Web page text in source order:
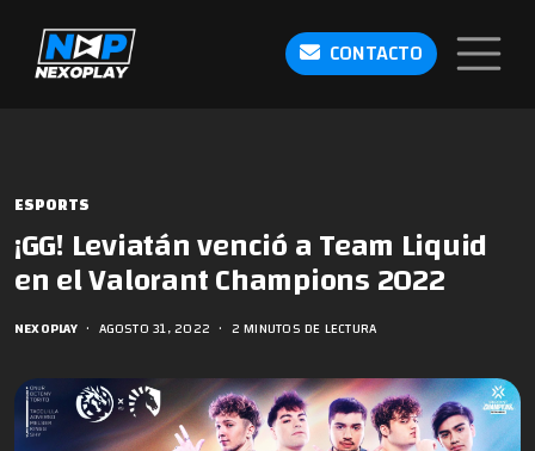
CONTACTO
ESPORTS
¡GG! Leviatán venció a Team Liquid
en el Valorant Champions 2022
NEXOPLAY • AGOSTO 31, 2022 • 2 MINUTOS DE LECTURA